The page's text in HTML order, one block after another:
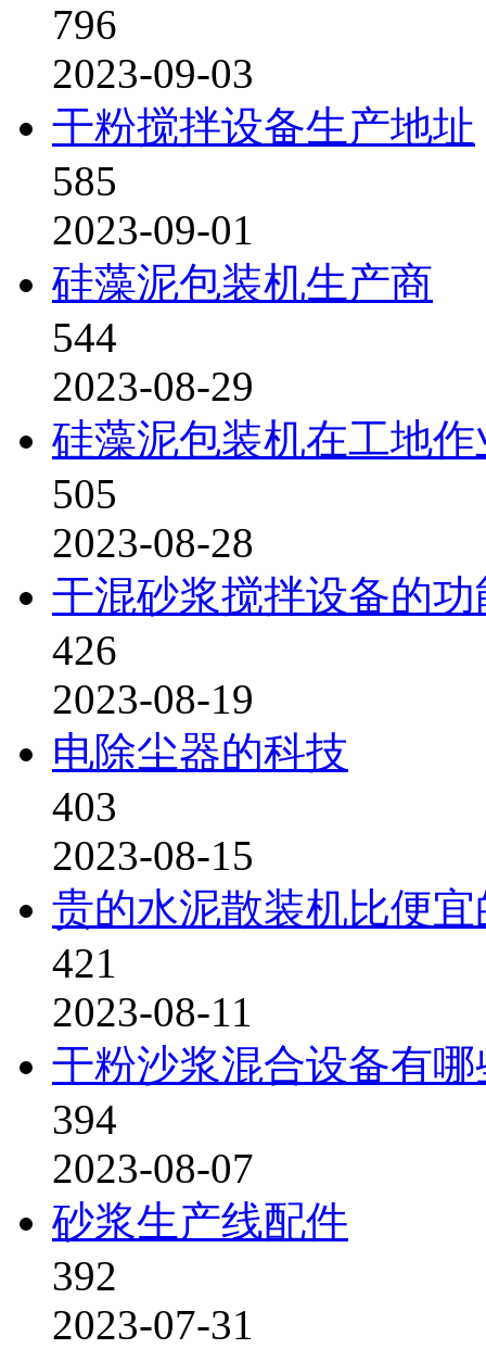
796
2023-09-03
干粉搅拌设备生产地址
585
2023-09-01
硅藻泥包装机生产商
544
2023-08-29
硅藻泥包装机在工地
505
2023-08-28
干混砂浆搅拌设备的
426
2023-08-19
电除尘器的科技
403
2023-08-15
贵的水泥散装机比便
421
2023-08-11
干粉沙浆混合设备有
394
2023-08-07
砂浆生产线配件
392
2023-07-31